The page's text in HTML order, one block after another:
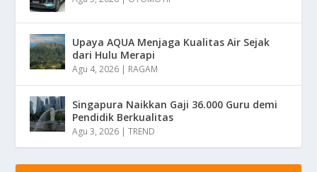
Upaya AQUA Menjaga Kualitas Air Sejak
dari Hulu Merapi
Agu 4, 2026 | RAGAM
Singapura Naikkan Gaji 36.000 Guru demi
Pendidik Berkualitas
Agu 3, 2026 |TREND